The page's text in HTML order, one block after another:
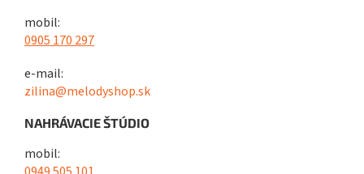
mobil:
0905 170 297
e-mail:
zilina@melodyshop.sk
NAHRÁVACIE ŠTÚDIO
mobil: